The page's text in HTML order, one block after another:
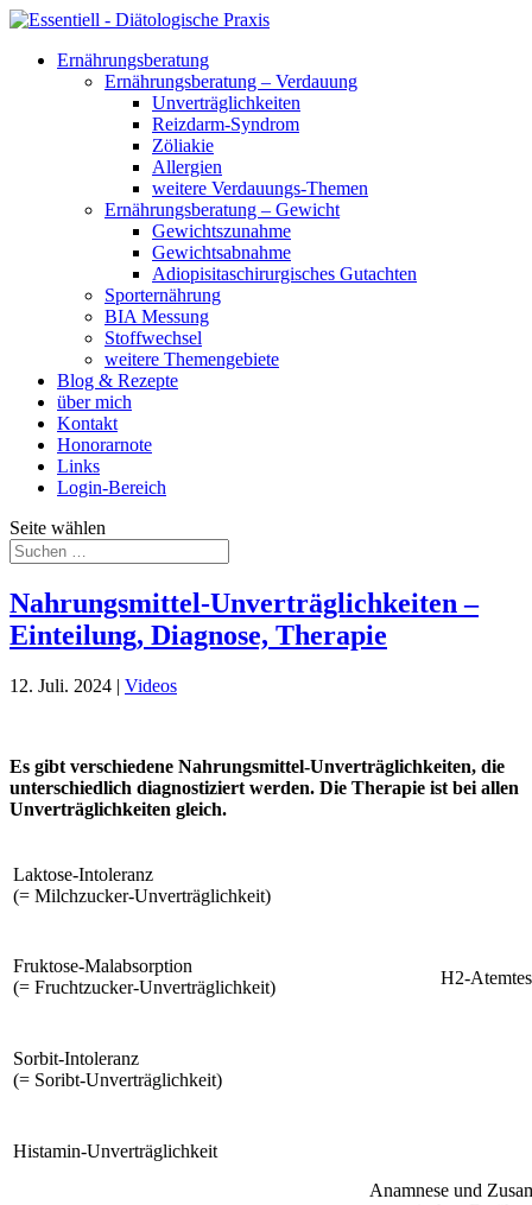
Ernährungsberatung
Ernährungsberatung – Verdauung
Unverträglichkeiten
Reizdarm-Syndrom
Zöliakie
Allergien
weitere Verdauungs-Themen
Ernährungsberatung – Gewicht
Gewichtszunahme
Gewichtsabnahme
Adiopisitaschirurgisches Gutachten
Sporternährung
BIA Messung
Stoffwechsel
weitere Themengebiete
Blog & Rezepte
über mich
Kontakt
Honorarnote
Links
Login-Bereich
Seite wählen
Nahrungsmittel-Unverträglichkeiten –
Einteilung, Diagnose, Therapie
12. Juli. 2024 | Videos
Es gibt verschiedene Nahrungsmittel-Unverträglichkeiten, die
unterschiedlich diagnostiziert werden. Die Therapie ist bei allen
Unverträglichkeiten gleich.
Laktose-Intoleranz
(= Milchzucker-Unverträglichkeit)
H2-
Fruktose-Malabsorption
(= Fruchtzucker-Unverträglichkeit)
Sorbit-Intoleranz
(= Soribt-Unverträglichkeit)
Histamin-Unverträglichkeit
Anamnese und